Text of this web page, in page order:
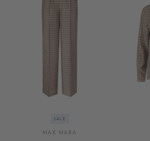
SALE
MAX MARA